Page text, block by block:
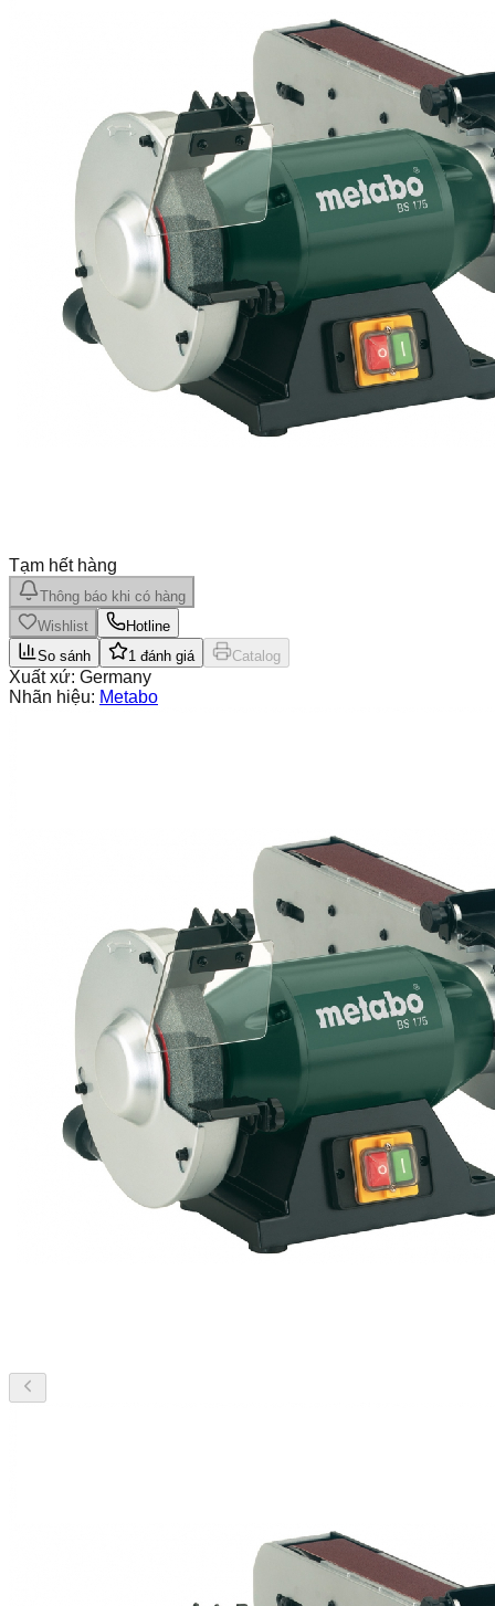
Tạm hết hàng
Thông báo khi có hàng
Wishlist
Hotline
So sánh
1 đánh giá Catalog
Xuất xứ: Germany
Nhãn hiệu: Metabo